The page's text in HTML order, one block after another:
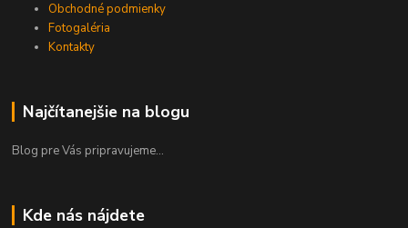
Obchodné podmienky
Fotogaléria
Kontakty
Najčítanejšie na blogu
Blog pre Vás pripravujeme...
Kde nás nájdete